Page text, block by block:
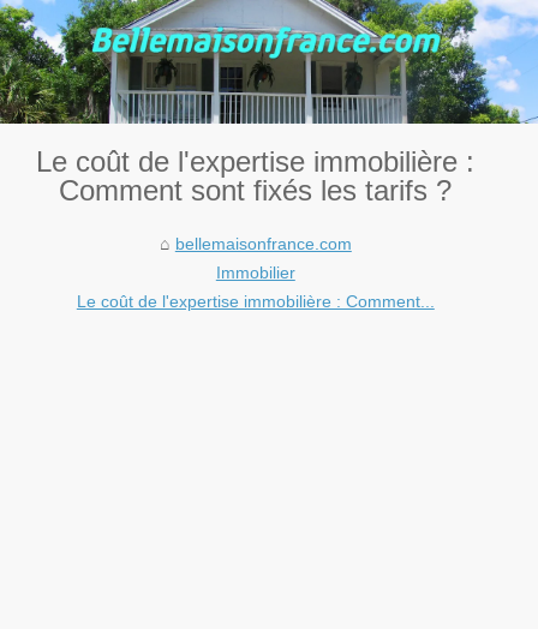
Le coût de l'expertise immobilière :
Comment sont fixés les tarifs ?
bellemaisonfrance.com
Immobilier
Le coût de l'expertise immobilière : Comment...